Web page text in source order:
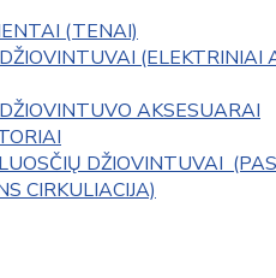
(TENAI)
(ELEKTRINIAI
AKSESUARAI
DŽIOVINTUVAI
CIRKULIACIJA)